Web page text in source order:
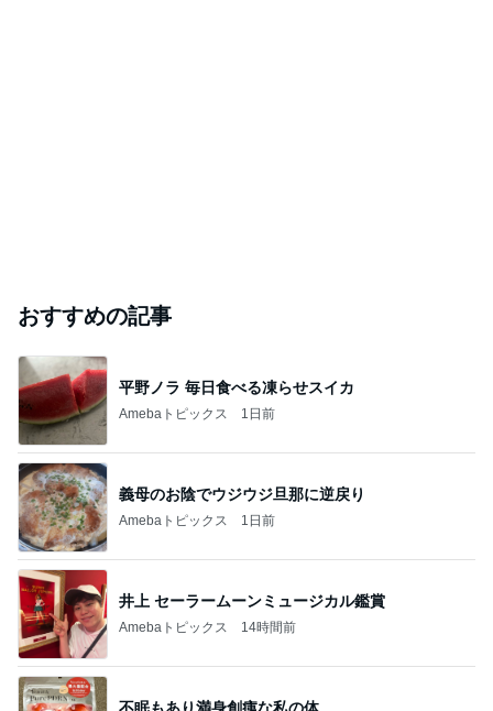
おすすめの記事
平野ノラ 毎日食べる凍らせスイカ
Amebaトピックス 1日前
義母のお陰でウジウジ旦那に逆戻り
Amebaトピックス 1日前
井上 セーラームーンミュージカル鑑賞
Amebaトピックス 14時間前
不眠もあり満身創痍な私の体